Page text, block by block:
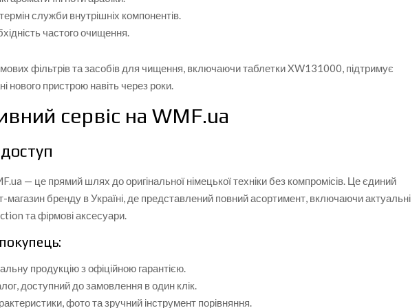
служби внутрішніх компонентів.
частого очищення.
фільтрів та засобів для чищення, включаючи таблетки XW131000, підтримує
нового пристрою навіть через роки.
сервіс на WMF.ua
— це прямий шлях до оригінальної німецької техніки без компромісів. Це єдиний
магазин бренду в Україні, де представлений повний асортимент, включаючи актуальні
та фірмові аксесуари.
продукцію з офіційною гарантією.
доступний до замовлення в один клік.
фото та зручний інструмент порівняння.